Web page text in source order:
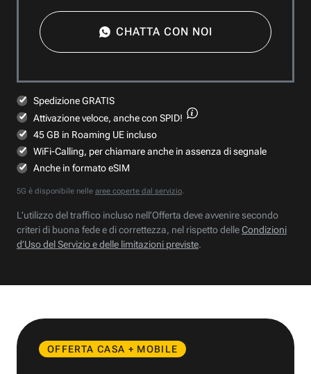
CHATTA CON NOI
Spedizione GRATIS
Attivazione veloce, anche con SPID!
45 GB in Roaming UE incluso
WiFi-Calling, per chiamare anche in assenza di segnale
Anche in formato eSIM
5G è disponibile nelle aree coperte dal servizio.
L’utilizzo del traffico incluso nell’Offerta deve avvenire secondo
criteri di buona fede e di correttezza, nel rispetto delleCondizioni
d’Uso del Servizio e delle limitazioni previste.
OFFERTA CASA + MOBILE